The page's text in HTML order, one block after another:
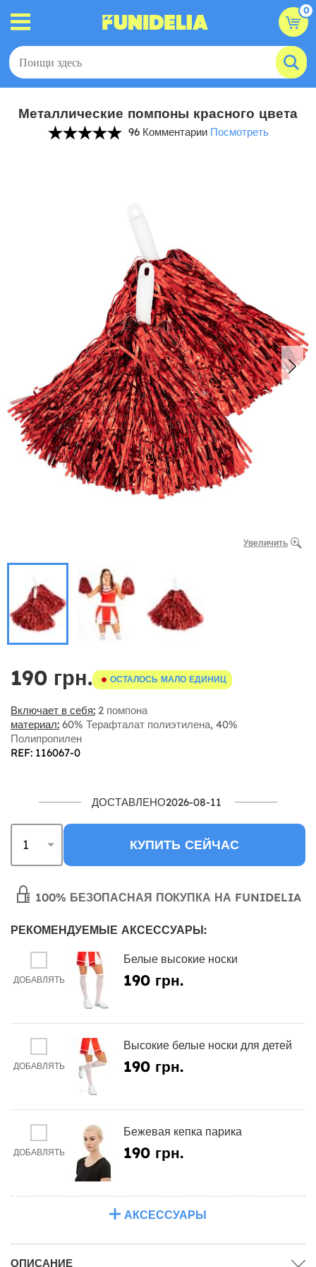
0
Металлические помпоны красного цвета
96 Комментарии Посмотреть
Увеличить
190 грн. ОСТАЛОСЬ МАЛО ЕДИНИЦ
Включает в себя: 2 помпона
материал: 60% Терафталат полиэтилена, 40%
Полипропилен
REF: 116067-0
ДОСТАВЛЕНО2026-08-11
КУПИТЬ СЕЙЧАС
100% БЕЗОПАСНАЯ ПОКУПКА НА FUNIDELIA
РЕКОМЕНДУЕМЫЕ АКСЕССУАРЫ:
ДОБАВЛЯТЬ
Белые высокие носки
190 грн.
ДОБАВЛЯТЬ
Высокие белые носки для детей
190 грн.
ДОБАВЛЯТЬ
Бежевая кепка парика
190 грн.
АКСЕССУАРЫ
ОПИСАНИЕ